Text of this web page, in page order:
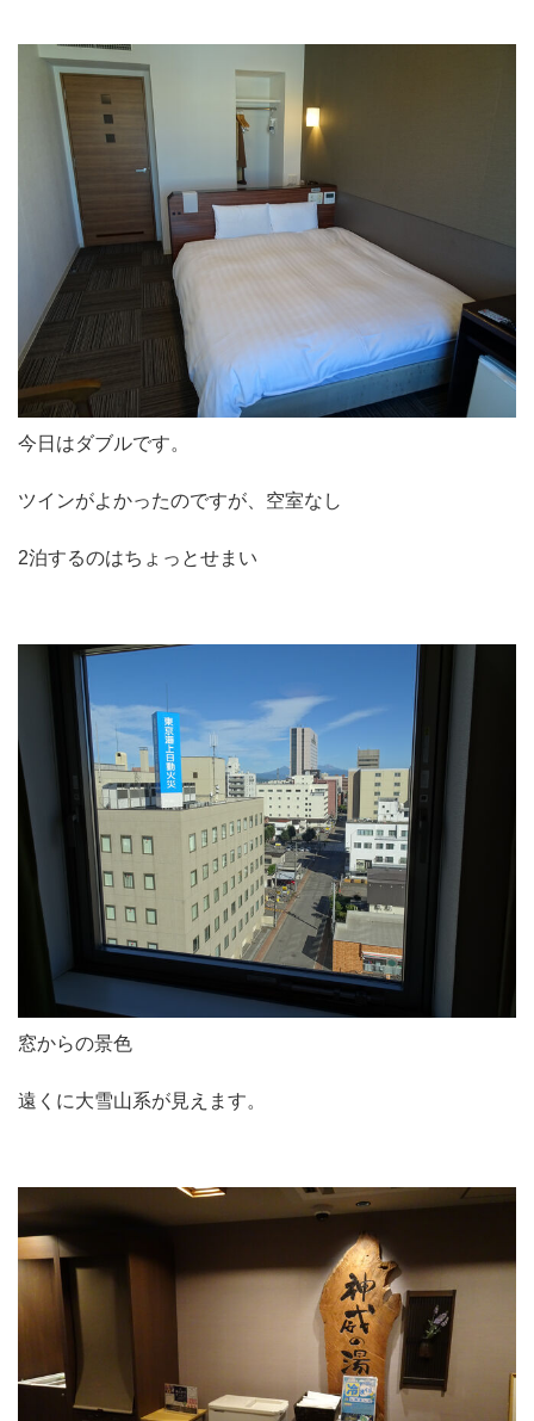
今日はダブルです。
ツインがよかったのですが、空室なし
2泊するのはちょっとせまい
窓からの景色
遠くに大雪山系が見えます。